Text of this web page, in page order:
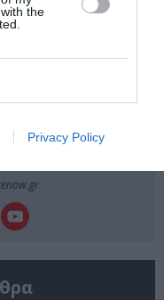
the
Privacy Policy
νέα για